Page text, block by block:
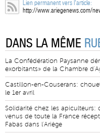
Lien permanent vers l'article:
http://www.ariegenews.com/
DANS LA MÊME
La Confédération Paysanne
exorbitants» de la Chambre
Castillon-en-Couserans:
le 1er avril
Solidarité chez les apiculteurs:
venus de toute la France
Fabas dans l'Ariège